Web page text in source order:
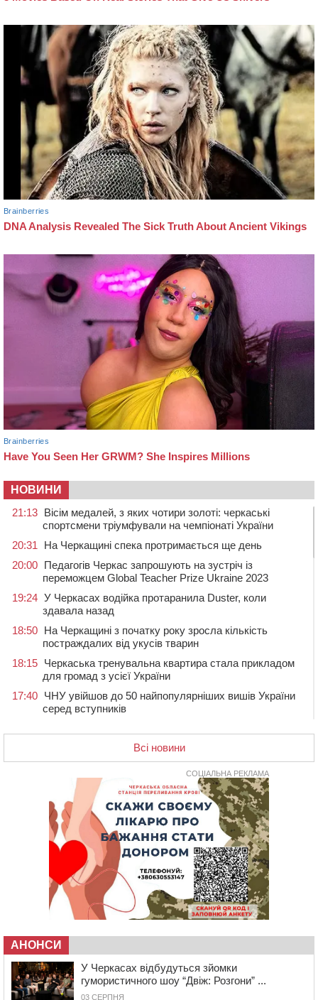
НОВИНИ
21:13 Вісім медалей, з яких чотири золоті: черкаські
спортсмени тріумфували на чемпіонаті України
20:31
На Черкащині спека протримається ще день
20:00 Педагогів Черкас запрошують на зустріч із
переможцем Global Teacher Prize Ukraine 2023
19:24 У Черкасах водійка протаранила Duster, коли
здавала назад
18:50 На Черкащині з початку року зросла кількість
постраждалих від укусів тварин
18:15 Черкаська тренувальна квартира стала прикладом
для громад з усієї України
17:40 ЧНУ увійшов до 50 найпопулярніших вишів України
серед вступників
контейнерний майданчик
16:32
Без розтину грудної клітки: у Черкасах 75-річній
пацієнтці замінили аортальний клапан
У Черкаському онкоцентрі встановили сонячну
електростанцію за понад пів мільйона гривень
У Київській області прощаються з полеглим на
фронті жителем Монастирищини
У Черкасах містяни через нову скляну зупинку і
вирізані дерева потерпають від спеки: Бондаренко
обіцяє масштабне озеленення
Провокував конфлікт і зачинився в автівці: у ТЦК
чоловіка у Тальному
13:55
У Тальному працівники ТЦК вибили вікно і
витягли з автівки чоловіка (ВІДЕО)
Всі новини
СОЦІАЛЬНА РЕКЛАМА
АНОНСИ
У Черкасах відбудуться зйомки
гумористичного шоу “Двіж: Розгони” ...
03 СЕРПНЯ